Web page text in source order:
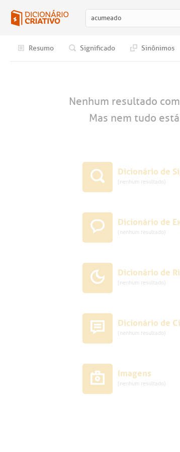
Resumo Significado Sinônimos
Nenhum resultado
Mas nem tudo
Dicionário de
(nenhum resultado)
Dicionário de
(nenhum resultado)
Dicionário de
(nenhum resultado)
Dicionário de
(nenhum resultado)
Imagens
(nenhum resultado)